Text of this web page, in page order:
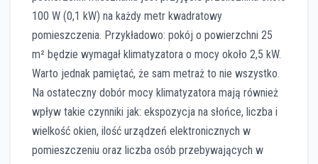
100 W (0,1 kW) na każdy metr kwadratowy
pomieszczenia. Przykładowo: pokój o powierzchni 25
m² będzie wymagał klimatyzatora o mocy około 2,5 kW.
Warto jednak pamiętać, że sam metraż to nie wszystko.
Na ostateczny dobór mocy klimatyzatora mają również
wpływ takie czynniki jak: ekspozycja na słońce, liczba i
wielkość okien, ilość urządzeń elektronicznych w
pomieszczeniu oraz liczba osób przebywających w